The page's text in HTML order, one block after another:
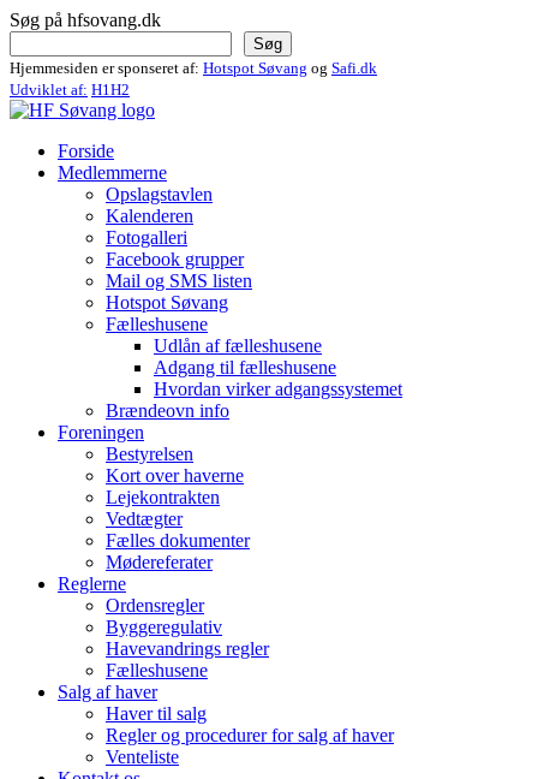
Søg på hfsovang.dk
Søg
Hjemmesiden er sponseret af: Hotspot Søvang og Safi.dk
Udviklet af: H1H2
Forside
Medlemmerne
Opslagstavlen
Kalenderen
Fotogalleri
Facebook grupper
Mail og SMS listen
Hotspot Søvang
Fælleshusene
Udlån af fælleshusene
Adgang til fælleshusene
Hvordan virker adgangssystemet
Brændeovn info
Foreningen
Bestyrelsen
Kort over haverne
Lejekontrakten
Vedtægter
Fælles dokumenter
Mødereferater
Reglerne
Ordensregler
Byggeregulativ
Havevandrings regler
Fælleshusene
Salg af haver
Haver til salg
Regler og procedurer for salg af haver
Venteliste